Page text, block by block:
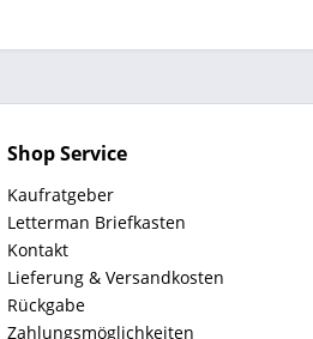
Shop Service
Kaufratgeber
Letterman Briefkasten
Kontakt
Lieferung & Versandkosten
Rückgabe
Zahlungsmöglichkeiten